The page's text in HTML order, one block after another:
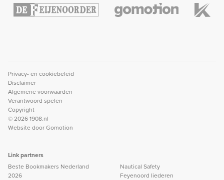
Privacy- en cookiebeleid
Disclaimer
Algemene voorwaarden
Verantwoord spelen
Copyright
© 2026 1908.nl
Website doorGomotion
Link partners
Beste Bookmakers Nederland
2026
Nautical Safety
Feyenoord liederen